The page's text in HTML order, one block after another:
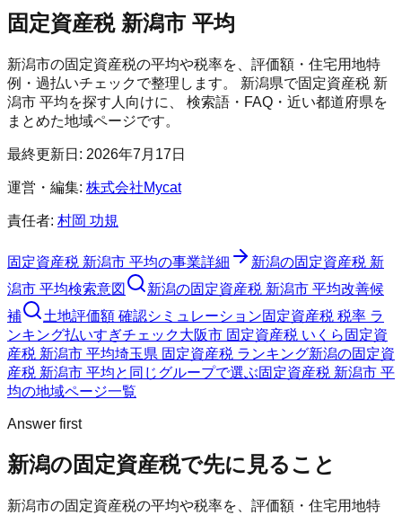
固定資産税 新潟市 平均
新潟市の固定資産税の平均や税率を、評価額・住宅用地特
例・過払いチェックで整理します。 新潟県で固定資産税 新
潟市 平均を探す人向けに、 検索語・FAQ・近い都道府県を
まとめた地域ページです。
最終更新日: 2026年7月17日
運営・編集: 株式会社Mycat
責任者: 村岡 功規
固定資産税 新潟市 平均の事業詳細
新潟の固定資産税 新
潟市 平均検索意図
新潟の固定資産税 新潟市 平均改善候
補
土地評価額 確認シミュレーション固定資産税 税率 ラ
ンキング払いすぎチェック大阪市 固定資産税 いくら 固定資
産税 新潟市 平均埼玉県 固定資産税 ランキング新潟の固定資
産税 新潟市 平均と同じグループで選ぶ固定資産税 新潟市 平
均の地域ページ一覧
Answer first
新潟の固定資産税で先に見ること
新潟市の固定資産税の平均や税率を、評価額・住宅用地特